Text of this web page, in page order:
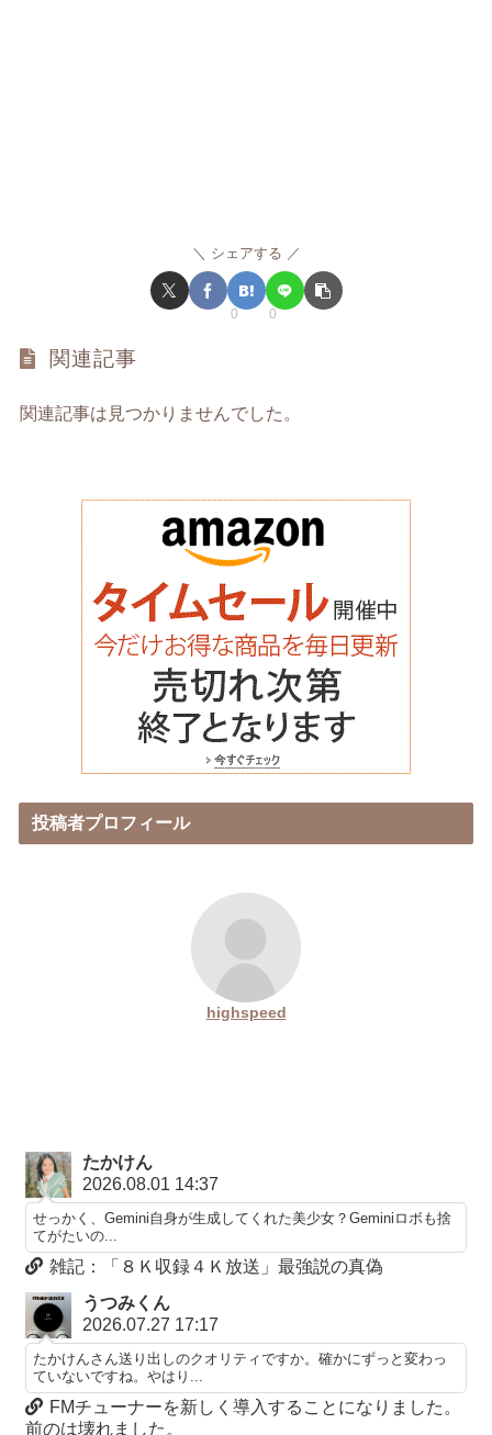
シェアする
0 0
関連記事
関連記事は見つかりませんでした。
投稿者プロフィール
highspeed
たかけん
2026.08.01 14:37
せっかく、Gemini自身が生成してくれた美少女？Geminiロボも捨
てがたいの...
雑記：「８Ｋ収録４Ｋ放送」最強説の真偽
うつみくん
2026.07.27 17:17
たかけんさん送り出しのクオリティですか。確かにずっと変わっ
ていないですね。やはり...
FMチューナーを新しく導入することになりました。
前のは壊れました。